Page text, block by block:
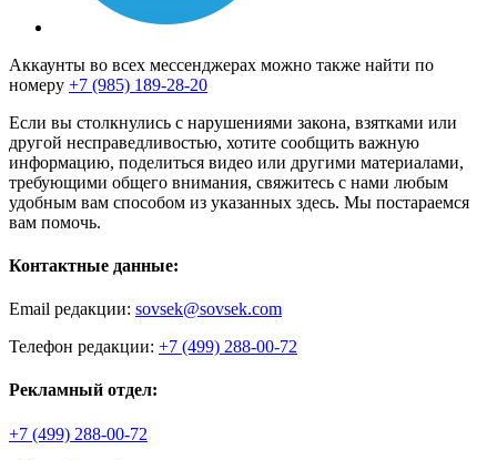
Аккаунты во всех мессенджерах можно также найти по
номеру +7 (985) 189-28-20
Если вы столкнулись с нарушениями закона, взятками или
другой несправедливостью, хотите сообщить важную
информацию, поделиться видео или другими материалами,
требующими общего внимания, свяжитесь с нами любым
удобным вам способом из указанных здесь. Мы постараемся
вам помочь.
Контактные данные:
Email редакции: sovsek@sovsek.com
Телефон редакции: +7 (499) 288-00-72
Рекламный отдел:
+7 (499) 288-00-72